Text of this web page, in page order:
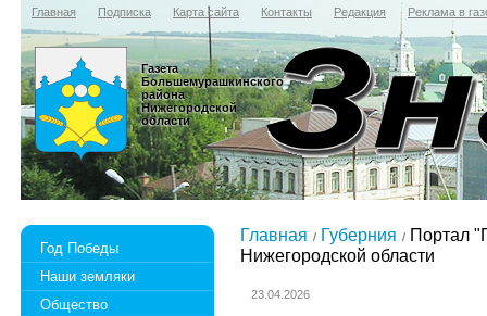
Главная Подписка Карта сайта Контакты Редакция Реклама в
Газета
Большемурашкинского
района
Нижегородской
области
Год Победы
Наши земляки
Общество
Главная Губерния
Портал
Нижегородской области
23.04.2026